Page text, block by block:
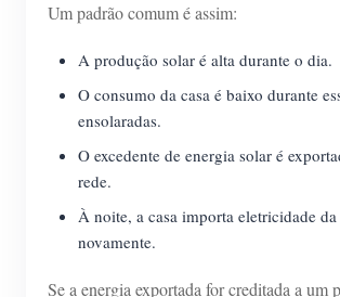
Um padrão comum é assim:
A produção solar é alta durante o dia.
O consumo da casa é baixo durante
ensolaradas.
O excedente de energia solar é
rede.
À noite, a casa importa eletricidade da
novamente.
Se a energia exportada for creditada a um